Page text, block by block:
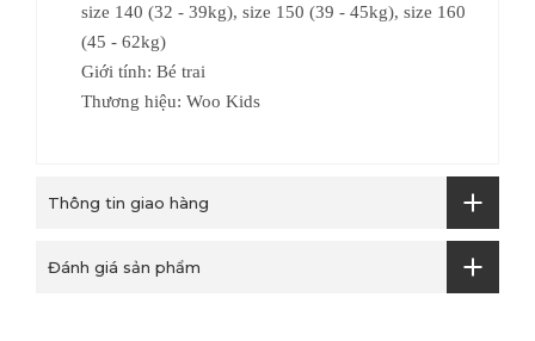
size 140 (32 - 39kg), size 150 (39 - 45kg), size 160
(45 - 62kg)
Giới tính: Bé trai
Thương hiệu: Woo Kids
Thông tin giao hàng
Đánh giá sản phẩm